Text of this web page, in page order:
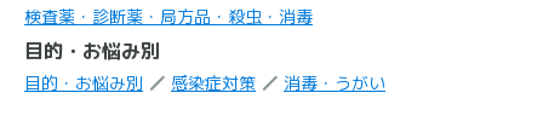
検査薬・診断薬・局方品・殺虫・消毒
目的・お悩み別
目的・お悩み別 感染症対策 消毒・うがい